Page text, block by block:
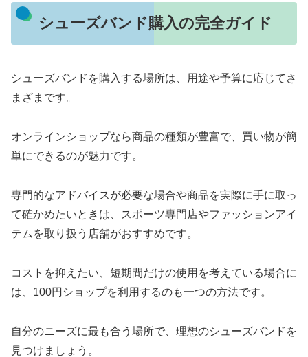
シューズバンド購入の完全ガイド
シューズバンドを購入する場所は、用途や予算に応じてさ
まざまです。
オンラインショップなら商品の種類が豊富で、買い物が簡
単にできるのが魅力です。
専門的なアドバイスが必要な場合や商品を実際に手に取っ
て確かめたいときは、スポーツ専門店やファッションアイ
テムを取り扱う店舗がおすすめです。
コストを抑えたい、短期間だけの使用を考えている場合に
は、100円ショップを利用するのも一つの方法です。
自分のニーズに最も合う場所で、理想のシューズバンドを
見つけましょう。